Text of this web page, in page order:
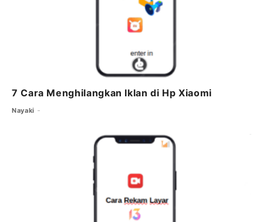
7 Cara Menghilangkan Iklan di Hp Xiaomi
Nayaki